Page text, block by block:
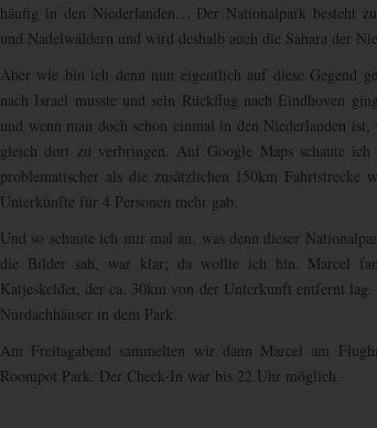
häufig in den Niederlanden… Der Nationalpark besteht
und Nadelwäldern und wird deshalb auch die Sahara der
Aber wie bin ich denn nun eigentlich auf diese Gegend
nach Israel musste und sein Rückflug nach Eindhoven
und wenn man doch schon einmal in den Niederlanden
gleich dort zu verbringen. Auf Google Maps schaute
problematischer als die zusätzlichen 150km Fahrtstrecke
Unterkünfte für 4 Personen mehr gab.
Und so schaute ich mir mal an, was denn dieser
die Bilder sah, war klar; da wollte ich hin. Marcel
Katjeskelder, der ca. 30km von der Unterkunft entfernt
Nurdachhäuser in dem Park.
Am Freitagabend sammelten wir dann Marcel am
Roompot Park. Der Check-In war bis 22 Uhr möglich.